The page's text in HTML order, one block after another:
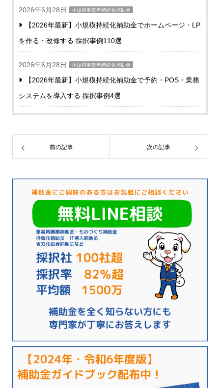
2026年6月28日 小規模事業者持続化補助金
【2026年最新】小規模持続化補助金でホームページ・LP
を作る・改修する 採択事例110選
2026年6月28日 小規模事業者持続化補助金
【2026年最新】小規模持続化補助金で予約・POS・業務
システムを導入する 採択事例4選
前の記事 次の記事